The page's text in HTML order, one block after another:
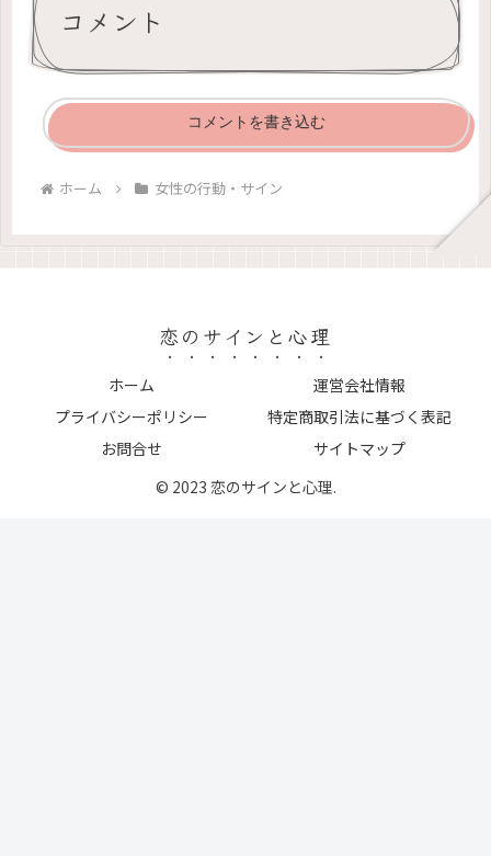
コメント
コメントを書き込む
ホーム 女性の行動・サイン
恋のサインと心理
ホーム
運営会社情報
プライバシーポリシー
特定商取引法に基づく表記
お問合せ
サイトマップ
© 2023 恋のサインと心理.